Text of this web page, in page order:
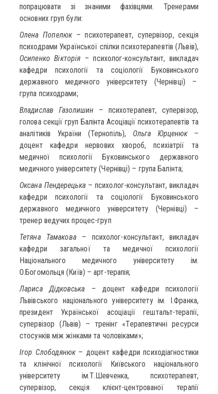
попрацювати зі знаними фахівцями. Тренерами
основних груп були:
Олена Попелюк– психотерапевт, супервізор, секція
психодрами Української спілки психотерапевтів (Львів),
Осипенко Вікторія – психолог-консультант, викладач
кафедри психології та соціології Буковинського
державного медичного університету (Чернівці) –
група психодрами;
Владислав Газолишин – психотерапевт, супервізор,
голова секції груп Балінта Асоціації психотерапевтів та
аналітиків України (Тернопіль), Ольга Юрценюк–
доцент кафедри нервових хвороб, психіатрії та
медичної психології Буковинського державного
медичного університету (Чернівці) – група Балінта;
Оксана Пендерецька– психолог-консультант, викладач
кафедри психології та соціології Буковинського
державного медичного університету (Чернівці) –
тренер ведучих процес-груп
Тетяна Тамакова– психолог-консультант, викладач
кафедри загальної та медичної психології
Національного медичного університету ім.
О.Богомольця (Київ) – арт-терапія;
Лариса Дідковська – доцент кафедри психології
Львівського національного університету ім. І.Франка,
президент Української асоціації гештальт-терапії,
супервізор (Львів) – тренінг «Терапевтичні ресурси
стосунків між жінками та чоловіками»;
Ігор Слободянюк– доцент кафедри психодіагностики
та клінічної психології Київського національного
університету ім.Т.Шевченка, психотерапевт,
супервізор, секція клієнт-центрованої терапії